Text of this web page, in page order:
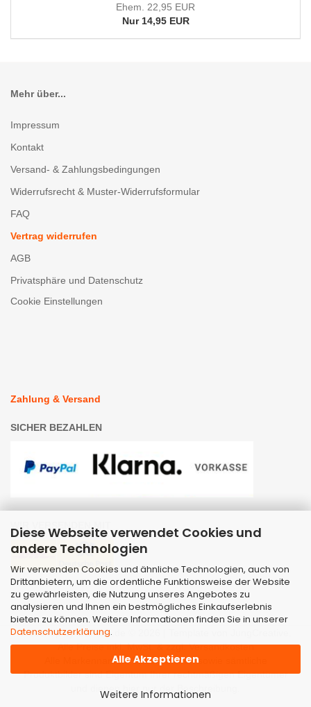
Diese Webseite verwendet Cookies und
andere Technologien
Wir verwenden Cookies und ähnliche Technologien, auch von
Drittanbietern, um die ordentliche Funktionsweise der Website
zu gewährleisten, die Nutzung unseres Angebotes zu
analysieren und Ihnen ein bestmögliches Einkaufserlebnis
bieten zu können. Weitere Informationen finden Sie in unserer
Datenschutzerklärung.
Alle Akzeptieren
Weitere Informationen
Ehem. 22,95 EUR
Nur 14,95 EUR
Mehr über...
Impressum
Kontakt
Versand- & Zahlungsbedingungen
Widerrufsrecht & Muster-Widerrufsformular
FAQ
Vertrag widerrufen
AGB
Privatsphäre und Datenschutz
Cookie Einstellungen
Zahlung & Versand
SICHER BEZAHLEN
WIR VERSENDEN MIT
Webshopby Gambio.de © 2026 | Template von
Alle Preise inkl. MwSt. & zzgl. Versandkosten
Alle Markennamen, Warenzeichen sowie sämtliche
Produktbilder sind Eigentum Ihrer rechtmäßigen Eigentümer
und dienen hier nur der Beschreibung.